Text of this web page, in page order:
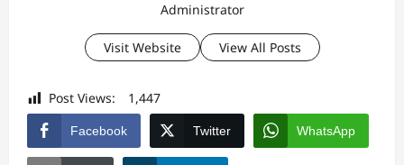
Administrator
Visit Website View All Posts
Post Views: 1,447
Facebook Twitter WhatsApp